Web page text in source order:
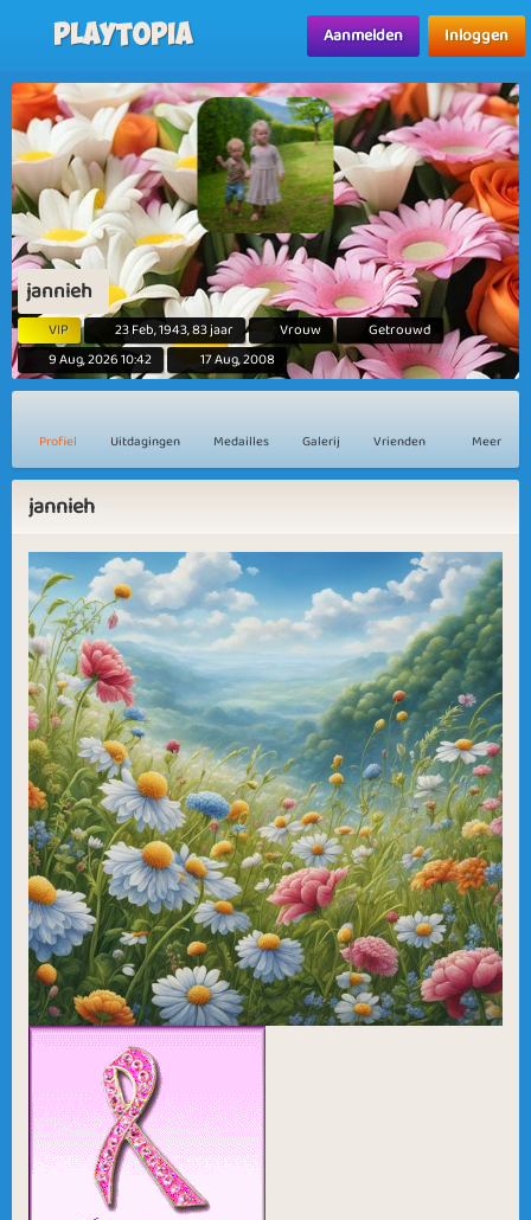
Playtopia Aanmelden Inloggen
jannieh
VIP 23 Feb, 1943, 83 jaar Vrouw
Getrouwd
9 Aug, 2026 10:42
17 Aug, 2008
Profiel Uitdagingen Medailles Galerij Vrienden Meer
jannieh